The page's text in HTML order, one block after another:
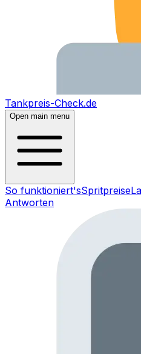
Tankpreis-Check.de
Open main menu
So funktioniert'sSpritpreise
Antworten